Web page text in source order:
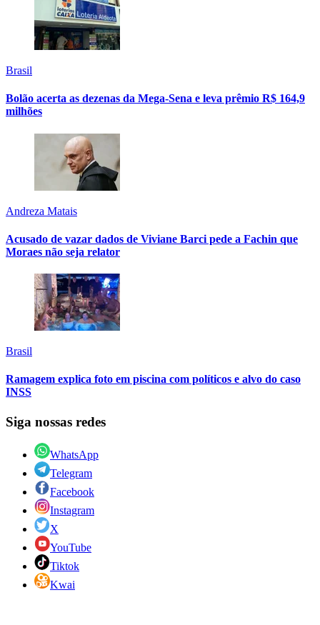
Brasil
Bolão acerta as dezenas da Mega-Sena e leva prêmio R$ 164,9
milhões
Andreza Matais
Acusado de vazar dados de Viviane Barci pede a Fachin que
Moraes não seja relator
Brasil
Ramagem explica foto em piscina com políticos e alvo do caso
INSS
Siga nossas redes
WhatsApp
Telegram
Facebook
Instagram
X
YouTube
Tiktok
Kwai